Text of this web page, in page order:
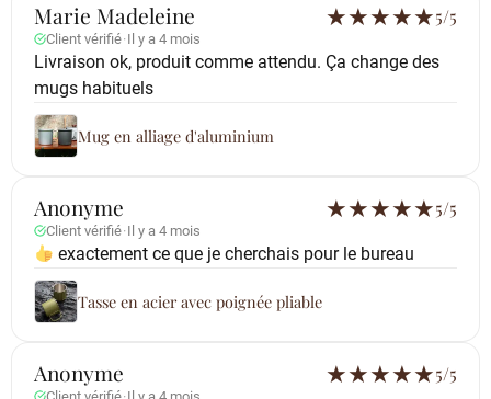
Marie Madeleine
Client vérifié· Il y a 4 mois
★★★★★5/5
Livraison ok, produit comme attendu. Ça change des
mugs habituels
Mug en alliage d'aluminium
Anonyme
Client vérifié· Il y a 4 mois
★★★★★5/5
exactement ce que je cherchais pour le bureau
Tasse en acier avec poignée pliable
Anonyme ★★★★★5/5